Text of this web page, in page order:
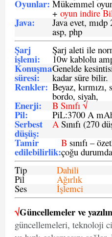
Oyunlar: Mükemmel
+ oyun indire
Java: Java evet,
asp, php
Şarj
işlemi:
Şarj aleti ile
10w kablolu
Konuşma
süresi:
Genelde
kadar süre bilir.
Renkler: Beyaz,
bordo, siyah,
Enerji: B Sınıfı √
Pil: PiL:3700 A
Serbest
düşüş:
ASınıfı (270
Tamir
edilebilirlik:
B sınıfı –
çoğu
Tip
Dahili
Pil Ağırlık
Ses İşlemci
√Güncellemeler ve
güncellemeleri, teknoloji